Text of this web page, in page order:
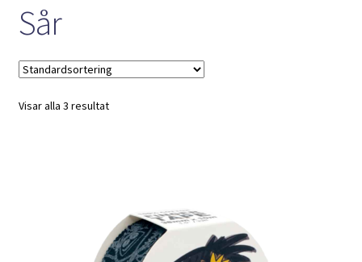
Sår
Visar alla 3 resultat